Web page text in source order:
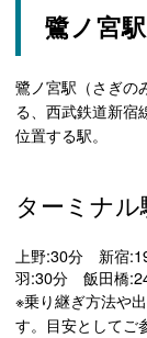
鷺ノ宮
鷺ノ宮駅（さぎの
る、西武鉄道新宿
位置する駅。
ターミナ
上野:30分 新宿
羽:30分 飯田橋
※乗り継ぎ方法や
す。目安としてご